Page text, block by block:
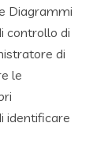
Diagrammi
controllo di
di
le
identificare